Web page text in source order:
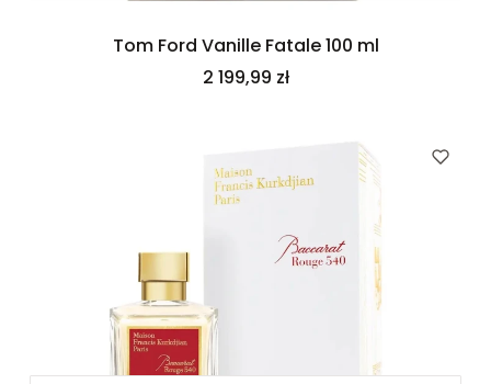
Tom Ford Vanille Fatale 100 ml
Cena
2 199,99 zł